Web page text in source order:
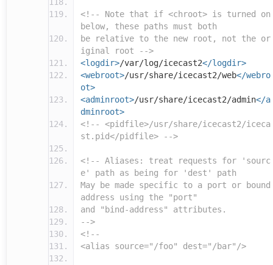
<!-- Note that if <chroot> is turned on
below, these paths must both
be relative to the new root, not the or
iginal root -->
<logdir>/var/log/icecast2</logdir>
<webroot>/usr/share/icecast2/web</webro
ot>
<adminroot>/usr/share/icecast2/admin</a
dminroot>
<!-- <pidfile>/usr/share/icecast2/iceca
st.pid</pidfile> -->
<!-- Aliases: treat requests for 'sourc
e' path as being for 'dest' path
May be made specific to a port or bound
address using the "port"
and "bind-address" attributes.
-->
<!--
<alias source="/foo" dest="/bar"/>